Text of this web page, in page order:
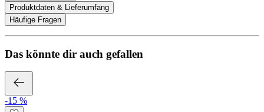
Produktdaten & Lieferumfang
Häufige Fragen
Das könnte dir auch gefallen
-15 %